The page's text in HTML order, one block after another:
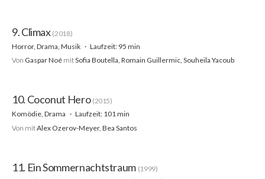
9. Climax (2018)
Horror, Drama, Musik
Laufzeit: 95 min
Von Gaspar Noé mitSofia Boutella, Romain Guillermic, Souheila Yacoub
10. Coconut Hero (2015)
Komödie, Drama
Laufzeit: 101 min
Von mitAlex Ozerov-Meyer, Bea Santos
11. Ein Sommernachtstraum (1999)